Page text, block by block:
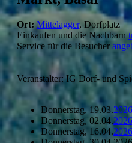
Ort: Mittelagger, Dorfplatz
Einkaufen und die Nachbarn
Service für die Besucher
Veranstalter: IG Dorf- und
Donnerstag, 19.03.2026
Donnerstag, 02.04.2026
Donnerstag, 16.04.2026